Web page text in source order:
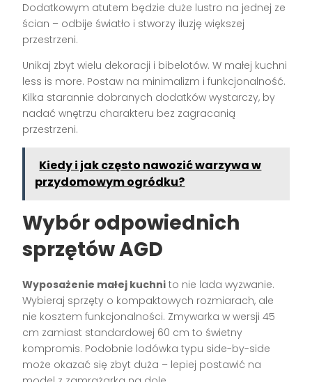
Dodatkowym atutem będzie duże lustro na jednej ze
ścian – odbije światło i stworzy iluzję większej
przestrzeni.
Unikaj zbyt wielu dekoracji i bibelotów. W małej kuchni
less is more. Postaw na minimalizm i funkcjonalność.
Kilka starannie dobranych dodatków wystarczy, by
nadać wnętrzu charakteru bez zagracanią
przestrzeni.
Kiedy i jak często nawozić warzywa w
przydomowym ogródku?
Wybór odpowiednich
sprzętów AGD
Wyposażenie małej kuchni to nie lada wyzwanie.
Wybieraj sprzęty o kompaktowych rozmiarach, ale
nie kosztem funkcjonalności. Zmywarka w wersji 45
cm zamiast standardowej 60 cm to świetny
kompromis. Podobnie lodówka typu side-by-side
może okazać się zbyt duża – lepiej postawić na